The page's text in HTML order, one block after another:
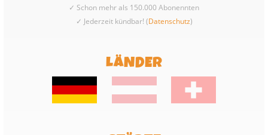
✓ Schon mehr als 150.000 Abonennten
✓ Jederzeit kündbar! (Datenschutz)
LÄNDER